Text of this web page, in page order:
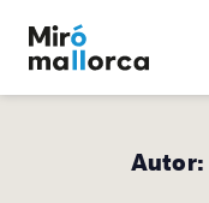
Autor: